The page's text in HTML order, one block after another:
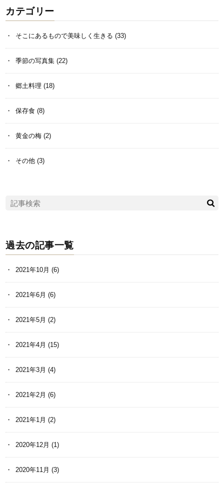
カテゴリー
そこにあるもので美味しく生きる (33)
季節の写真集 (22)
郷土料理 (18)
保存食 (8)
黄金の梅 (2)
その他 (3)
過去の記事一覧
2021年10月 (6)
2021年6月 (6)
2021年5月 (2)
2021年4月 (15)
2021年3月 (4)
2021年2月 (6)
2021年1月 (2)
2020年12月 (1)
2020年11月 (3)